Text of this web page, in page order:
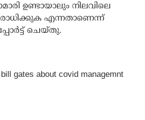
ഉണ്ടായാലും നിലവിലെ
എന്നതാണെന്ന്
ചെയ്തു.
gates about covid managemnt